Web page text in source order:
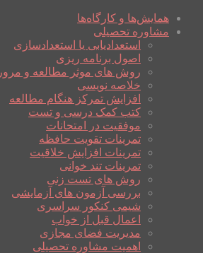
همایش‌ها و کارگاه‌ها
مشاوره تحصیلی
استعدادیابی یا استعدادسازی
اصول برنامه ریزی
روش های موثر مطالعه و مرور
خلاصه نویسی
افزایش تمرکز هنگام مطالعه
کتب کمک درسی و تست
موفقیت در امتحانات
تمرینات تقویت حافظه
تمرینات افزایش خلاقیت
تمرینات تند خوانی
روش های تست زنی
بررسی آزمون های آزمایشی
شیمی کنکور سراسری
اعمال قبل از خواب
مدیریت فضای مجازی
اهمیت مشاوره تحصیلی